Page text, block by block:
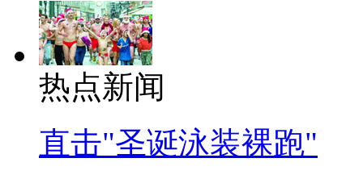
热点新闻
直击"圣诞泳装裸跑"